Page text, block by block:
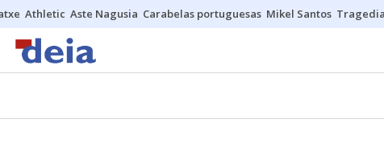
Athletic Aste Nagusia Carabelas portuguesas Mikel Santos